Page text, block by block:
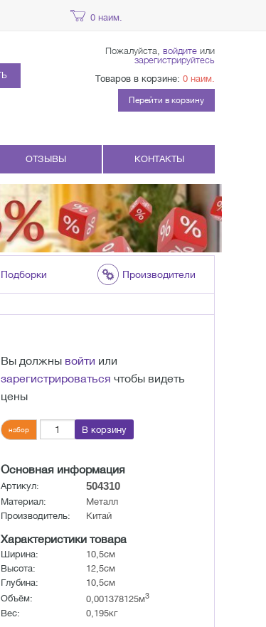
0 наим.
Пожалуйста, войдите или
зарегистрируйтесь
Товаров в корзине: 0 наим.
Перейти в корзину
ОТЗЫВЫ КОНТАКТЫ
Подборки Производители
Вы должны войти или
зарегистрироваться чтобы видеть
цены
набор В корзину
Основная информация
Артикул: 504310
Материал:
Металл
Производитель:
Китай
Характеристики товара
Ширина:
10,5см
Высота:
12,5см
Глубина:
10,5см
Объём:
0,001378125м3
Вес: 0,195кг